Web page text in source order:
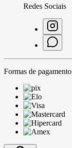
Redes Sociais
Formas de pagamento